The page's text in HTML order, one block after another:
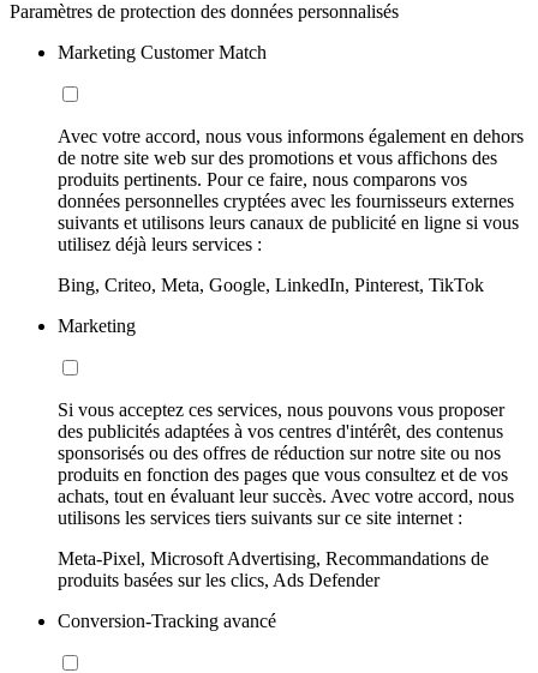
Paramètres de protection des données personnalisés
Marketing Customer Match
Avec votre accord, nous vous informons également en dehors
de notre site web sur des promotions et vous affichons des
produits pertinents. Pour ce faire, nous comparons vos
données personnelles cryptées avec les fournisseurs externes
suivants et utilisons leurs canaux de publicité en ligne si vous
utilisez déjà leurs services :
Bing, Criteo, Meta, Google, LinkedIn, Pinterest, TikTok
Marketing
Si vous acceptez ces services, nous pouvons vous proposer
des publicités adaptées à vos centres d'intérêt, des contenus
sponsorisés ou des offres de réduction sur notre site ou nos
produits en fonction des pages que vous consultez et de vos
achats, tout en évaluant leur succès. Avec votre accord, nous
utilisons les services tiers suivants sur ce site internet :
Meta-Pixel, Microsoft Advertising, Recommandations de
produits basées sur les clics, Ads Defender
Conversion-Tracking avancé